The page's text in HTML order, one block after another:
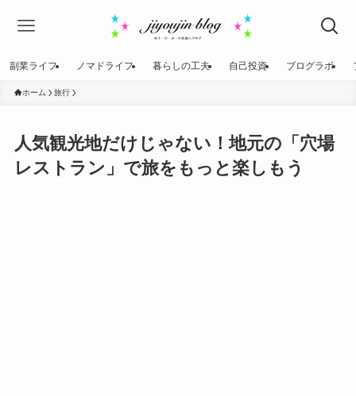
副業ライフ ノマドライフ 暮らしの工夫 自己投資 ブログラボ
ホーム 旅行
人気観光地だけじゃない！地元の「穴場
レストラン」で旅をもっと楽しもう